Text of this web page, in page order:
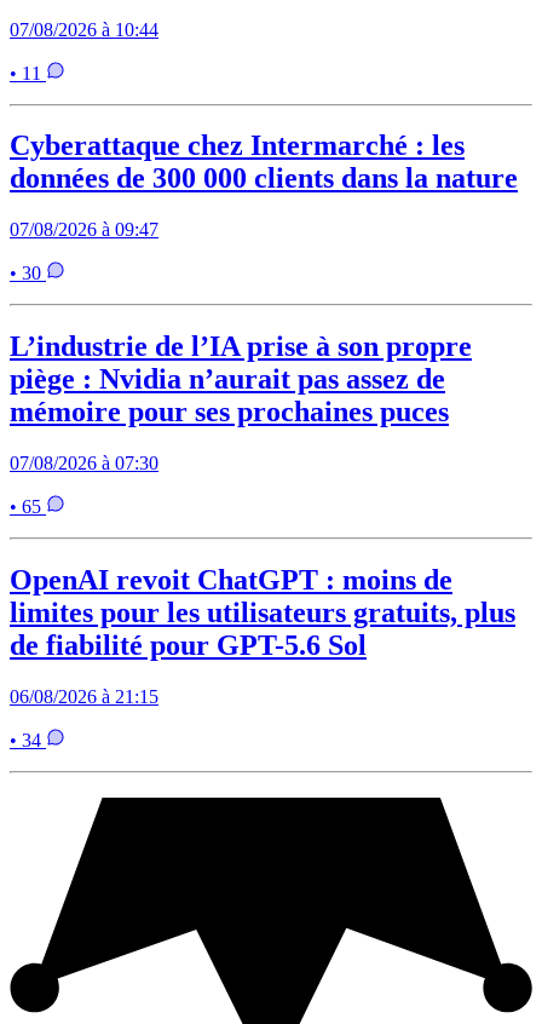
07/08/2026 à 10:44
• 11
Cyberattaque chez Intermarché : les
données de 300 000 clients dans la nature
07/08/2026 à 09:47
• 30
L’industrie de l’IA prise à son propre
piège : Nvidia n’aurait pas assez de
mémoire pour ses prochaines puces
07/08/2026 à 07:30
• 65
OpenAI revoit ChatGPT : moins de
limites pour les utilisateurs gratuits, plus
de fiabilité pour GPT-5.6 Sol
06/08/2026 à 21:15
• 34